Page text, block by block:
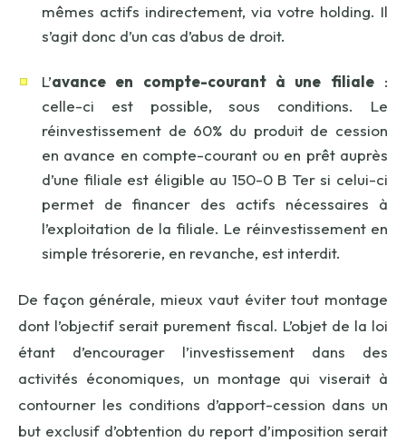
mêmes actifs indirectement, via votre holding. Il
s’agit donc d’un cas d’abus de droit.
L’avance en compte-courant à une filiale:
celle-ci est possible, sous conditions. Le
réinvestissement de 60% du produit de cession
en avance en compte-courant ou en prêt auprès
d’une filiale est éligible au 150-0 B Ter si celui-ci
permet de financer des actifs nécessaires à
l’exploitation de la filiale. Le réinvestissement en
simple trésorerie, en revanche, est interdit.
De façon générale, mieux vaut éviter tout montage
dont l’objectif serait purement fiscal. L’objet de la loi
étant d’encourager l’investissement dans des
activités économiques, un montage qui viserait à
contourner les conditions d’apport-cession dans un
but exclusif d’obtention du report d’imposition serait